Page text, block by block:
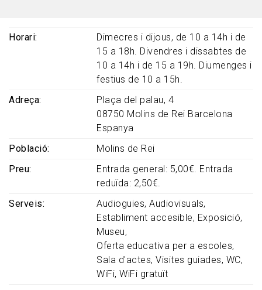
Horari
Dimecres i dijous, de 10 a 14h i de
15 a 18h. Divendres i dissabtes de
10 a 14h i de 15 a 19h. Diumenges i
festius de 10 a 15h.
Adreça
Plaça del palau, 4
08750 Molins de Rei Barcelona
Espanya
Població
Molins de Rei
Preu
Entrada general: 5,00€. Entrada
reduïda: 2,50€.
Serveis
Audioguies Audiovisuals
Establiment accesible
Exposició
Museu
Oferta educativa per a escoles
Sala d'actes Visites guiades WC
WiFi WiFi gratuït